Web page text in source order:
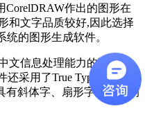
CorelDRAW作出的图形在
和文字品质较好,因此选择
的图形生成软件。
文信息处理能力的不足,本
采用了True Type 矢量汉
有斜体字、扇形字、填充的